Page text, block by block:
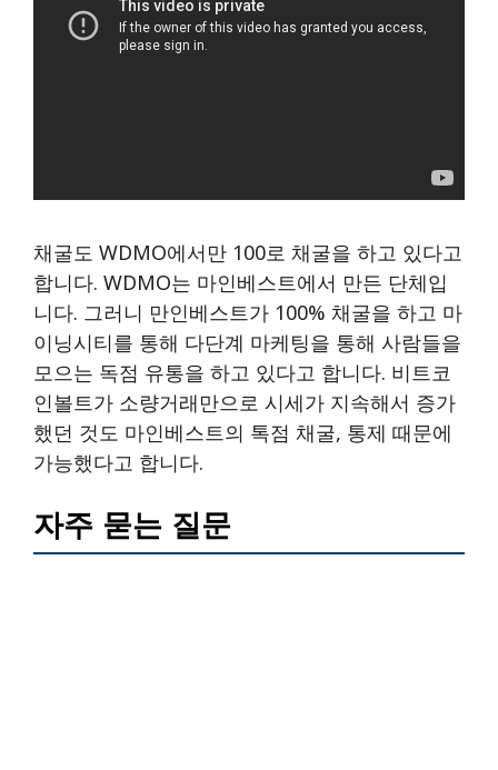
채굴도 WDMO에서만 100로 채굴을 하고 있다고
합니다. WDMO는 마인베스트에서 만든 단체입
니다. 그러니 만인베스트가 100% 채굴을 하고 마
이닝시티를 통해 다단계 마케팅을 통해 사람들을
모으는 독점 유통을 하고 있다고 합니다. 비트코
인볼트가 소량거래만으로 시세가 지속해서 증가
했던 것도 마인베스트의 톡점 채굴, 통제 때문에
가능했다고 합니다.
자주 묻는 질문